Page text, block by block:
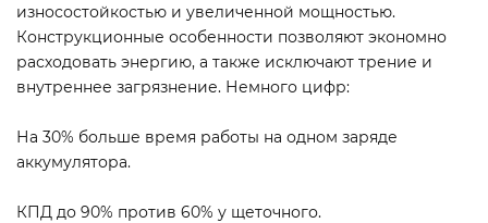
износостойкостью и увеличенной мощностью.
Конструкционные особенности позволяют экономно
расходовать энергию, а также исключают трение и
внутреннее загрязнение. Немного цифр:
На 30% больше время работы на одном заряде
аккумулятора.
КПД до 90% против 60% у щеточного.